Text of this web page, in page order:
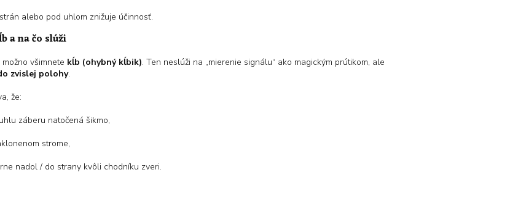
alebo pod uhlom znižuje účinnosť.
a na čo slúži
všimnete kĺb (ohybný kĺbik). Ten neslúži na „mierenie signálu“ ako magickým prútikom, ale
zvislej polohy.
že:
záberu natočená šikmo,
strome,
nadol / do strany kvôli chodníku zveri.